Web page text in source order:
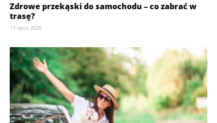
Zdrowe przekąski do samochodu – co zabrać w
trasę?
13 lipca 2026